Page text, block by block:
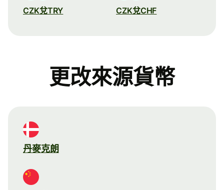
CZK兌TRY CZK兌CHF
更改來源貨幣
丹麥克朗